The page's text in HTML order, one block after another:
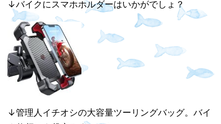
↓バイクにスマホホルダーはいかがでしょ？
↓管理人イチオシの大容量ツーリングバッグ。バイ